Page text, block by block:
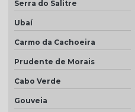
Serra do Salitre
Ubaí
Carmo da Cachoeira
Prudente de Morais
Cabo Verde
Gouveia